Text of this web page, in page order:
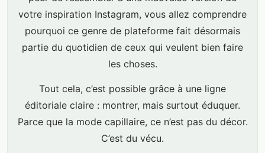
votre inspiration Instagram, vous allez comprendre
pourquoi ce genre de plateforme fait désormais
partie du quotidien de ceux qui veulent bien faire
les choses.
Tout cela, c’est possible grâce à une ligne
éditoriale claire : montrer, mais surtout éduquer.
Parce que la mode capillaire, ce n’est pas du décor.
C’est du vécu.